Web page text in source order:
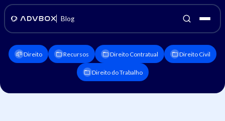
Blog
Direito Recursos Direito Contratual Direito Civil
Direito do Trabalho